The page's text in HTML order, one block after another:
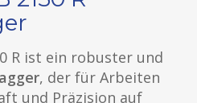
R ist ein robuster und
, der für Arbeiten
und Präzision auf